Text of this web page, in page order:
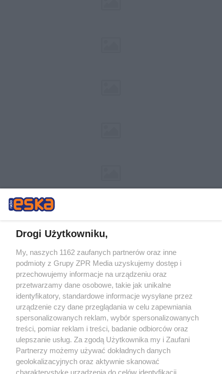
Żaden utwór zamieszczony w serwisie nie może być powielany i
rozpowszechniany lub dalej rozpowszechniany w jakikolwiek sposób (w
tym także elektroniczny lub mechaniczny) na jakimkolwiek polu
eksploatacji w jakiejkolwiek formie, włącznie z umieszczaniem w
Internecie bez pisemnej zgody właściciela praw. Jakiekolwiek użycie lub
wykorzystanie utworów w całości lub w części z naruszeniem prawa,
tzn. bez właściwej zgody, jest zabronione pod groźbą kary i może być
ścigane prawnie.
Drogi Użytkowniku,
My, naszych 1162 zaufanych partnerów oraz inne
podmioty z Grupy ZPR Media uzyskujemy dostęp i
przechowujemy informacje na urządzeniu oraz
przetwarzamy dane osobowe, takie jak unikalne
identyfikatory, standardowe informacje wysyłane przez
urządzenie czy dane przeglądania w celu zapewniania
spersonalizowanych reklam, wybór spersonalizowanych
treści, pomiar reklam i treści, badanie odbiorców oraz
ulepszanie usług. Za zgodą Użytkownika my i Zaufani
Partnerzy możemy używać dokładnych danych
geolokalizacyjnych oraz aktywnie skanować
charakterystykę urządzenia do celów identyfikacji.